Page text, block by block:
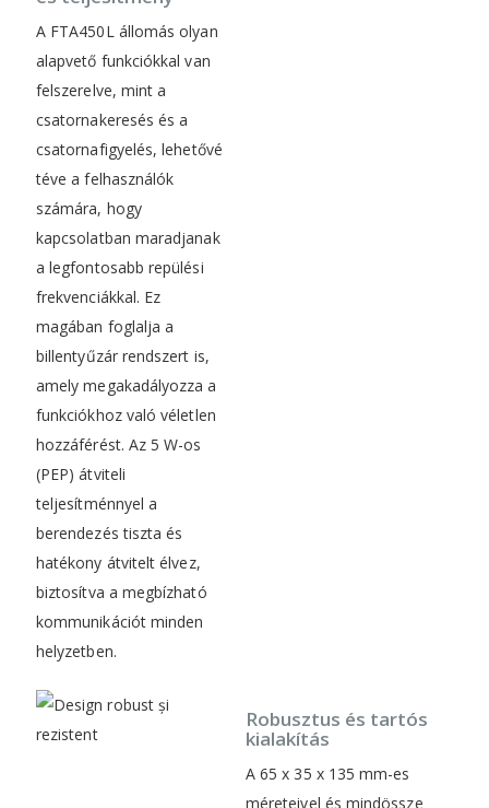
A FTA450L állomás olyan
alapvető funkciókkal van
felszerelve, mint a
csatornakeresés és a
csatornafigyelés, lehetővé
téve a felhasználók
számára, hogy
kapcsolatban maradjanak
a legfontosabb repülési
frekvenciákkal. Ez
magában foglalja a
billentyűzár rendszert is,
amely megakadályozza a
funkciókhoz való véletlen
hozzáférést. Az 5 W-os
(PEP) átviteli
teljesítménnyel a
berendezés tiszta és
hatékony átvitelt élvez,
biztosítva a megbízható
kommunikációt minden
helyzetben.
Robusztus és tartós
kialakítás
A 65 x 35 x 135 mm-es
méreteivel és mindössze